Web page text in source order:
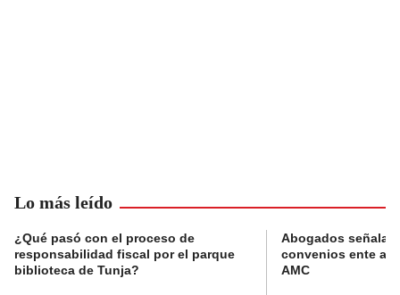
Lo más leído
¿Qué pasó con el proceso de
responsabilidad fiscal por el parque
biblioteca de Tunja?
Abogados
convenios ente
AMC